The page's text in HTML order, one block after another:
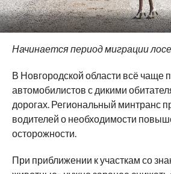
Начинается период миграции
В Новгородской области всё чаще
автомобилистов с дикими
дорогах. Региональный минтранс
водителей о необходимости
осторожности.
При приближении к участкам со